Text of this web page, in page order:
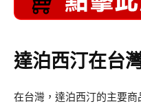
達泊西汀在台
在台灣，達泊西汀的主要商